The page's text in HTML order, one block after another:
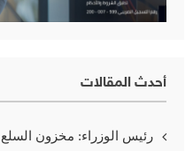
أحدث المقالات
رئيس الوزراء: مخزون السلع